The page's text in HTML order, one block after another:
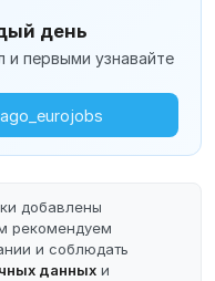
день
и первыми узнавайте
добавлены
рекомендуем
и соблюдать
данных и